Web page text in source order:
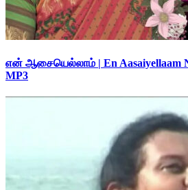
என் ஆசையெல்லாம் | En Aasaiyellaam
MP3